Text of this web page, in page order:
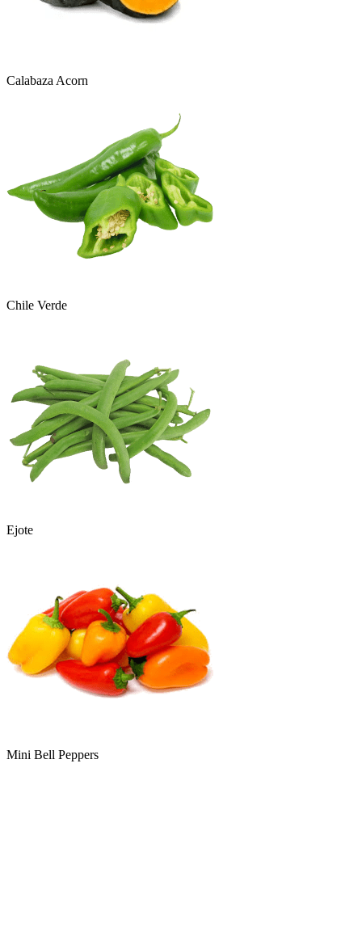
Calabaza Acorn
Chile Verde
Ejote
Mini Bell Peppers